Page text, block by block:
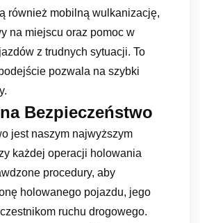
również mobilną wulkanizację,
na miejscu oraz pomoc w
z trudnych sytuacji. To
pozwala na szybki
Bezpieczeństwo
jest naszym najwyższym
każdej operacji holowania
procedury, aby
holowanego pojazdu, jego
ruchu drogowego.